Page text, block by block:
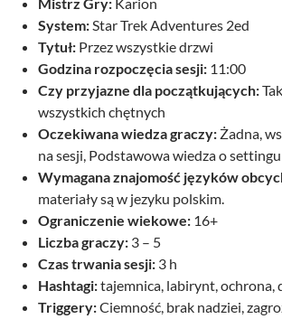
System:Star Trek Adventures 2ed
Tytuł: Przez wszystkie drzwi
Godzina rozpoczęcia sesji: 11:00
Czy przyjazne dla początkujących:
wszystkich chętnych
Oczekiwana wiedza graczy: Żadna,
na sesji, Podstawowa wiedza o settingu
Wymagana znajomość języków
materiały są w jezyku polskim.
Ograniczenie wiekowe: 16+
Liczba graczy: 3 – 5
Czas trwania sesji: 3 h
Hashtagi:tajemnica, labirynt, ochrona,
Triggery:Ciemność, brak nadziei,